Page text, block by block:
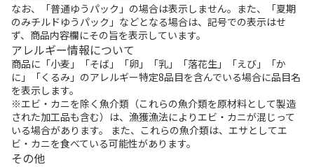
なお、「普通ゆうパック」の場合は表示しません。また、「夏期
のみチルドゆうパック」などとなる場合は、記号での表示はせ
ず、商品内容欄にその旨を表示しています。
アレルギー情報について
商品に「小麦」「そば」「卵」「乳」「落花生」「えび」「か
に」「くるみ」のアレルギー特定8品目を含んでいる場合に品目名
を表示します。
※エビ・カニを除く魚介類（これらの魚介類を原材料として製造
された加工品も含む）は、漁獲漁法によりエビ・カニが混じって
いる場合があります。 また、これらの魚介類は、エサとしてエ
ビ・カニを食べている可能性があります。
その他